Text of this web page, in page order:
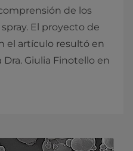
de los
El proyecto de
el artículo resultó en
Giulia Finotello en